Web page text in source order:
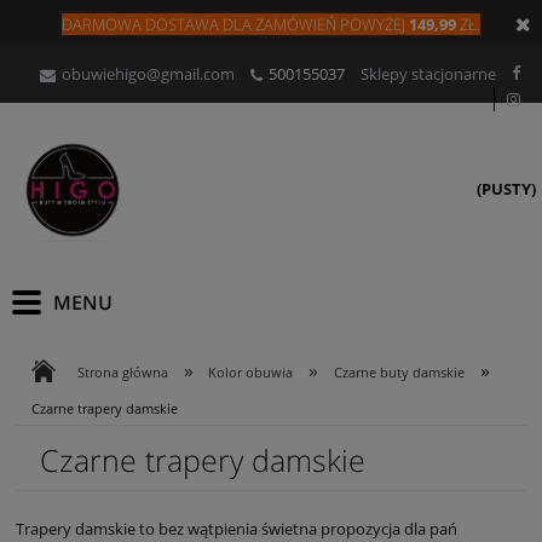
DARMOWA DOSTAWA DLAZAMÓWIEŃ POWYŻEJ 149,99ZŁ.
obuwiehigo@gmail.com 500155037 Sklepy stacjonarne
(PUSTY)
Strona główna » Kolor obuwia » Czarne buty damskie »
Czarne trapery damskie
Czarne trapery damskie
Trapery damskie to bez wątpienia świetna propozycja dla pań